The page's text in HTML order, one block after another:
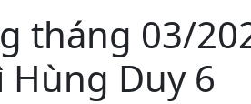
tháng 03/
Duy 6